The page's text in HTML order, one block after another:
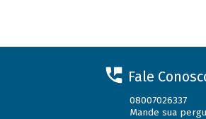
Fale
08007026337
Mande sua